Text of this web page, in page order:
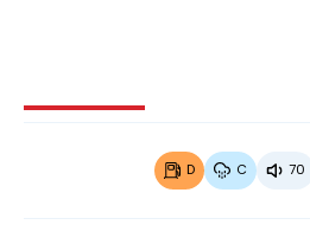
Image 1 sur 3
D C 70